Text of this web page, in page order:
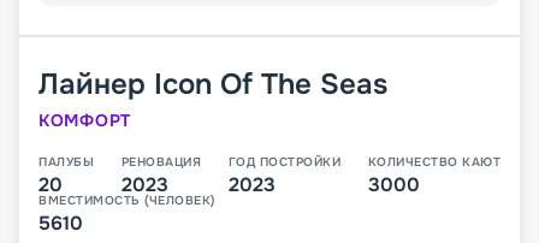
Лайнер Icon Of The Seas
КОМФОРТ
ПАЛУБЫ
20
РЕНОВАЦИЯ
2023
ГОД ПОСТРОЙКИ
2023
КОЛИЧЕСТВО КАЮТ
3000
ВМЕСТИМОСТЬ (ЧЕЛОВЕК)
5610